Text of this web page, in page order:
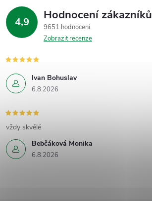
4,9 Hodnocení zákazníků
9651 hodnocení
Zobrazit recenze
Ivan Bohuslav
6.8.2026
Bebčáková Monika
6.8.2026
vždy skvělé